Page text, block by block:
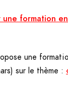
une formation
une
sur le thème :